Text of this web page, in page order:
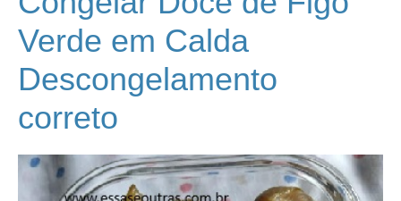
Verde em Calda
Descongelamento
correto